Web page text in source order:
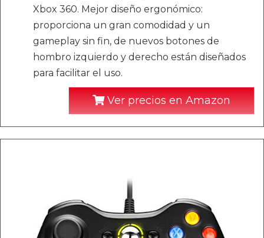
Xbox 360. Mejor diseño ergonómico:
proporciona un gran comodidad y un
gameplay sin fin, de nuevos botones de
hombro izquierdo y derecho están diseñados
para facilitar el uso.
Ver precios en Amazon